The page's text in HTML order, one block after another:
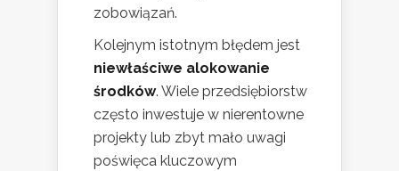
zobowiązań.
Kolejnym istotnym błędem jest
niewłaściwe alokowanie
środków. Wiele przedsiębiorstw
często inwestuje w nierentowne
projekty lub zbyt mało uwagi
poświęca kluczowym